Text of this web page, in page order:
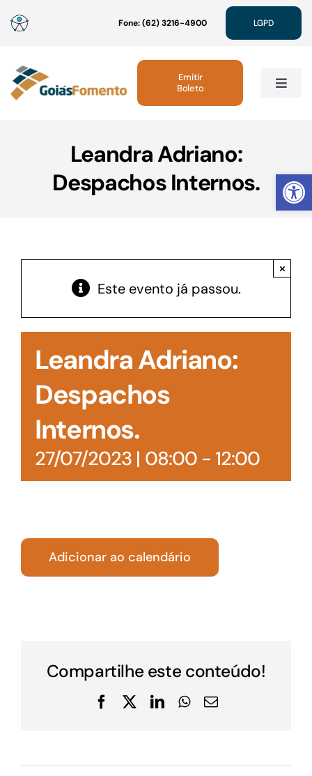
Abrir
para
conteúdo
Fone: (62) 3216-4900 LGPD
Toggle
Linhas de Crédito
Acesso à Informação
Emitir
Boleto
Leandra Adriano:
Despachos Internos.
Este evento já passou.
×
Leandra Adriano:
Despachos
Internos.
27/07/2023 | 08:00- 12:00
Adicionar ao calendário
Compartilhe este conteúdo!
Facebook
X LinkedInWhatsApp
E-